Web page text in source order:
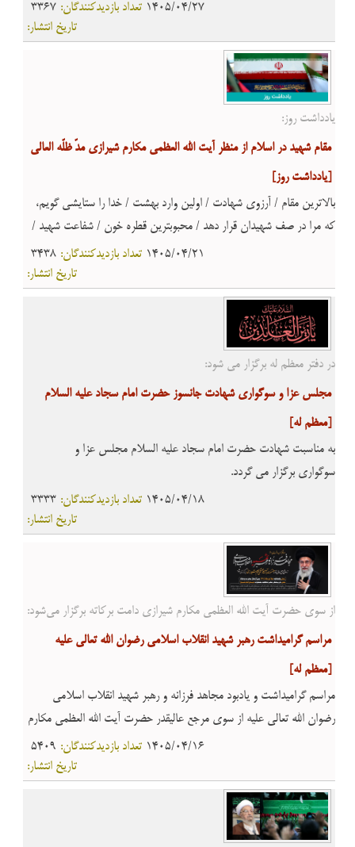
3367 تعداد بازدیدکنندگان: 1405/04/27
تاریخ انتشار:
یادداشت روز:
مقام شهید در اسلام از منظر آیت الله العظمی مکارم شیرازی مدّ ظلّه العالی
[یادداشت روز]
بالاترین مقام / آرزوی شهادت / اولین وارد بهشت / خدا را ستایشی گویم،
که مرا در صف شهیدان قرار دهد / محبوبترین قطره خون / شفاعت شهید /
برترین مرگها / حیات برزخی شهدا / پاداش‏ شهیدان‏ / آمرزش و رحمت /
3438 تعداد بازدیدکنندگان: 1405/04/21
تاریخ انتشار:
در دفتر معظم له برگزار می شود:
مجلس عزا و سوگواری شهادت جانسوز حضرت امام سجاد علیه السلام
[معظم له]
به مناسبت شهادت حضرت امام سجاد علیه السلام مجلس عزا و
سوگواری برگزار می گردد.
3333 تعداد بازدیدکنندگان: 1405/04/18
تاریخ انتشار:
از سوی حضرت آیت الله العظمی مکارم شیرازی دامت برکاته برگزار می‌شود:
مراسم گرامیداشت رهبر شهید انقلاب اسلامی رضوان الله تعالی علیه
[معظم له]
مراسم گرامیداشت و یادبود مجاهد فرزانه و رهبر شهید انقلاب اسلامی
رضوان الله تعالی علیه از سوی مرجع عالیقدر حضرت آیت الله العظمی مکارم
شیرازی دامت برکاته برگزار میشود.
5409 تعداد بازدیدکنندگان: 1405/04/16
تاریخ انتشار: